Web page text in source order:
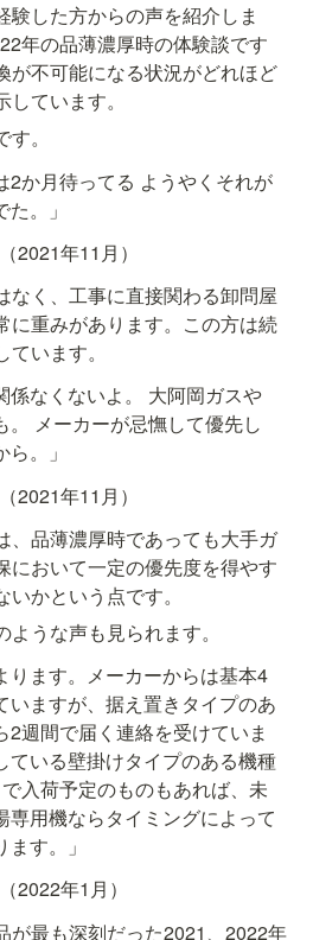
験した方からの声を紹介しま
年の品薄濃厚時の体験談です
が不可能になる状況がどれほど
ています。
。
2か月待ってる ようやくそれが
。」
2021年11月）
なく、工事に直接関わる卸問屋
に重みがあります。この方は続
います。
係なくないよ。 大阿岡ガスや
。 メーカーが忌憮して優先し
。」
2021年11月）
、品薄濃厚時であっても大手ガ
において一定の優先度を得やす
かという点です。
うな声も見られます。
ります。メーカーからは基本4
いますが、据え置きタイプのあ
2週間で届く連絡を受けていま
ている壁掛けタイプのある機種
入荷予定のものもあれば、未
専用機ならタイミングによって
す。」
2022年1月）
が最も深刻だった2021、2022年